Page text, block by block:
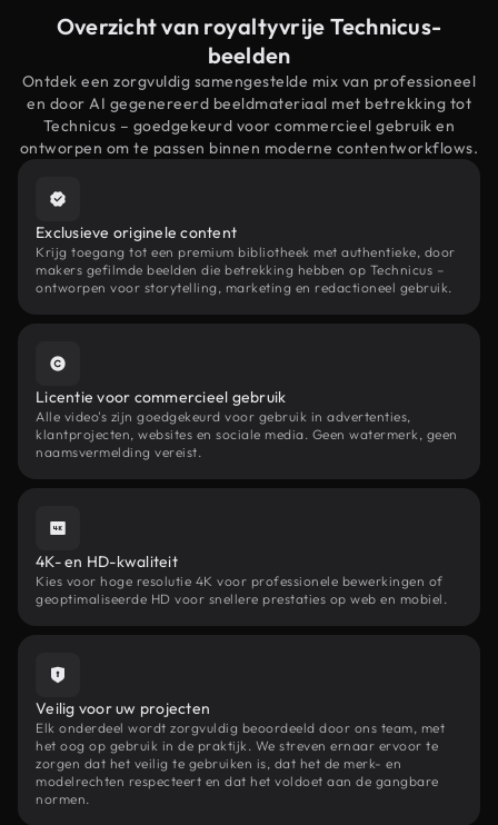
Overzicht van royaltyvrije Technicus-
beelden
Ontdek een zorgvuldig samengestelde mix van professioneel
en door AI gegenereerd beeldmateriaal met betrekking tot
Technicus – goedgekeurd voor commercieel gebruik en
ontworpen om te passen binnen moderne contentworkflows.
Exclusieve originele content
Krijg toegang tot een premium bibliotheek met authentieke, door
makers gefilmde beelden die betrekking hebben op Technicus –
ontworpen voor storytelling, marketing en redactioneel gebruik.
Licentie voor commercieel gebruik
Alle video's zijn goedgekeurd voor gebruik in advertenties,
klantprojecten, websites en sociale media. Geen watermerk, geen
naamsvermelding vereist.
4K- en HD-kwaliteit
Kies voor hoge resolutie 4K voor professionele bewerkingen of
geoptimaliseerde HD voor snellere prestaties op web en mobiel.
Veilig voor uw projecten
Elk onderdeel wordt zorgvuldig beoordeeld door ons team, met
het oog op gebruik in de praktijk. We streven ernaar ervoor te
zorgen dat het veilig te gebruiken is, dat het de merk- en
modelrechten respecteert en dat het voldoet aan de gangbare
normen.